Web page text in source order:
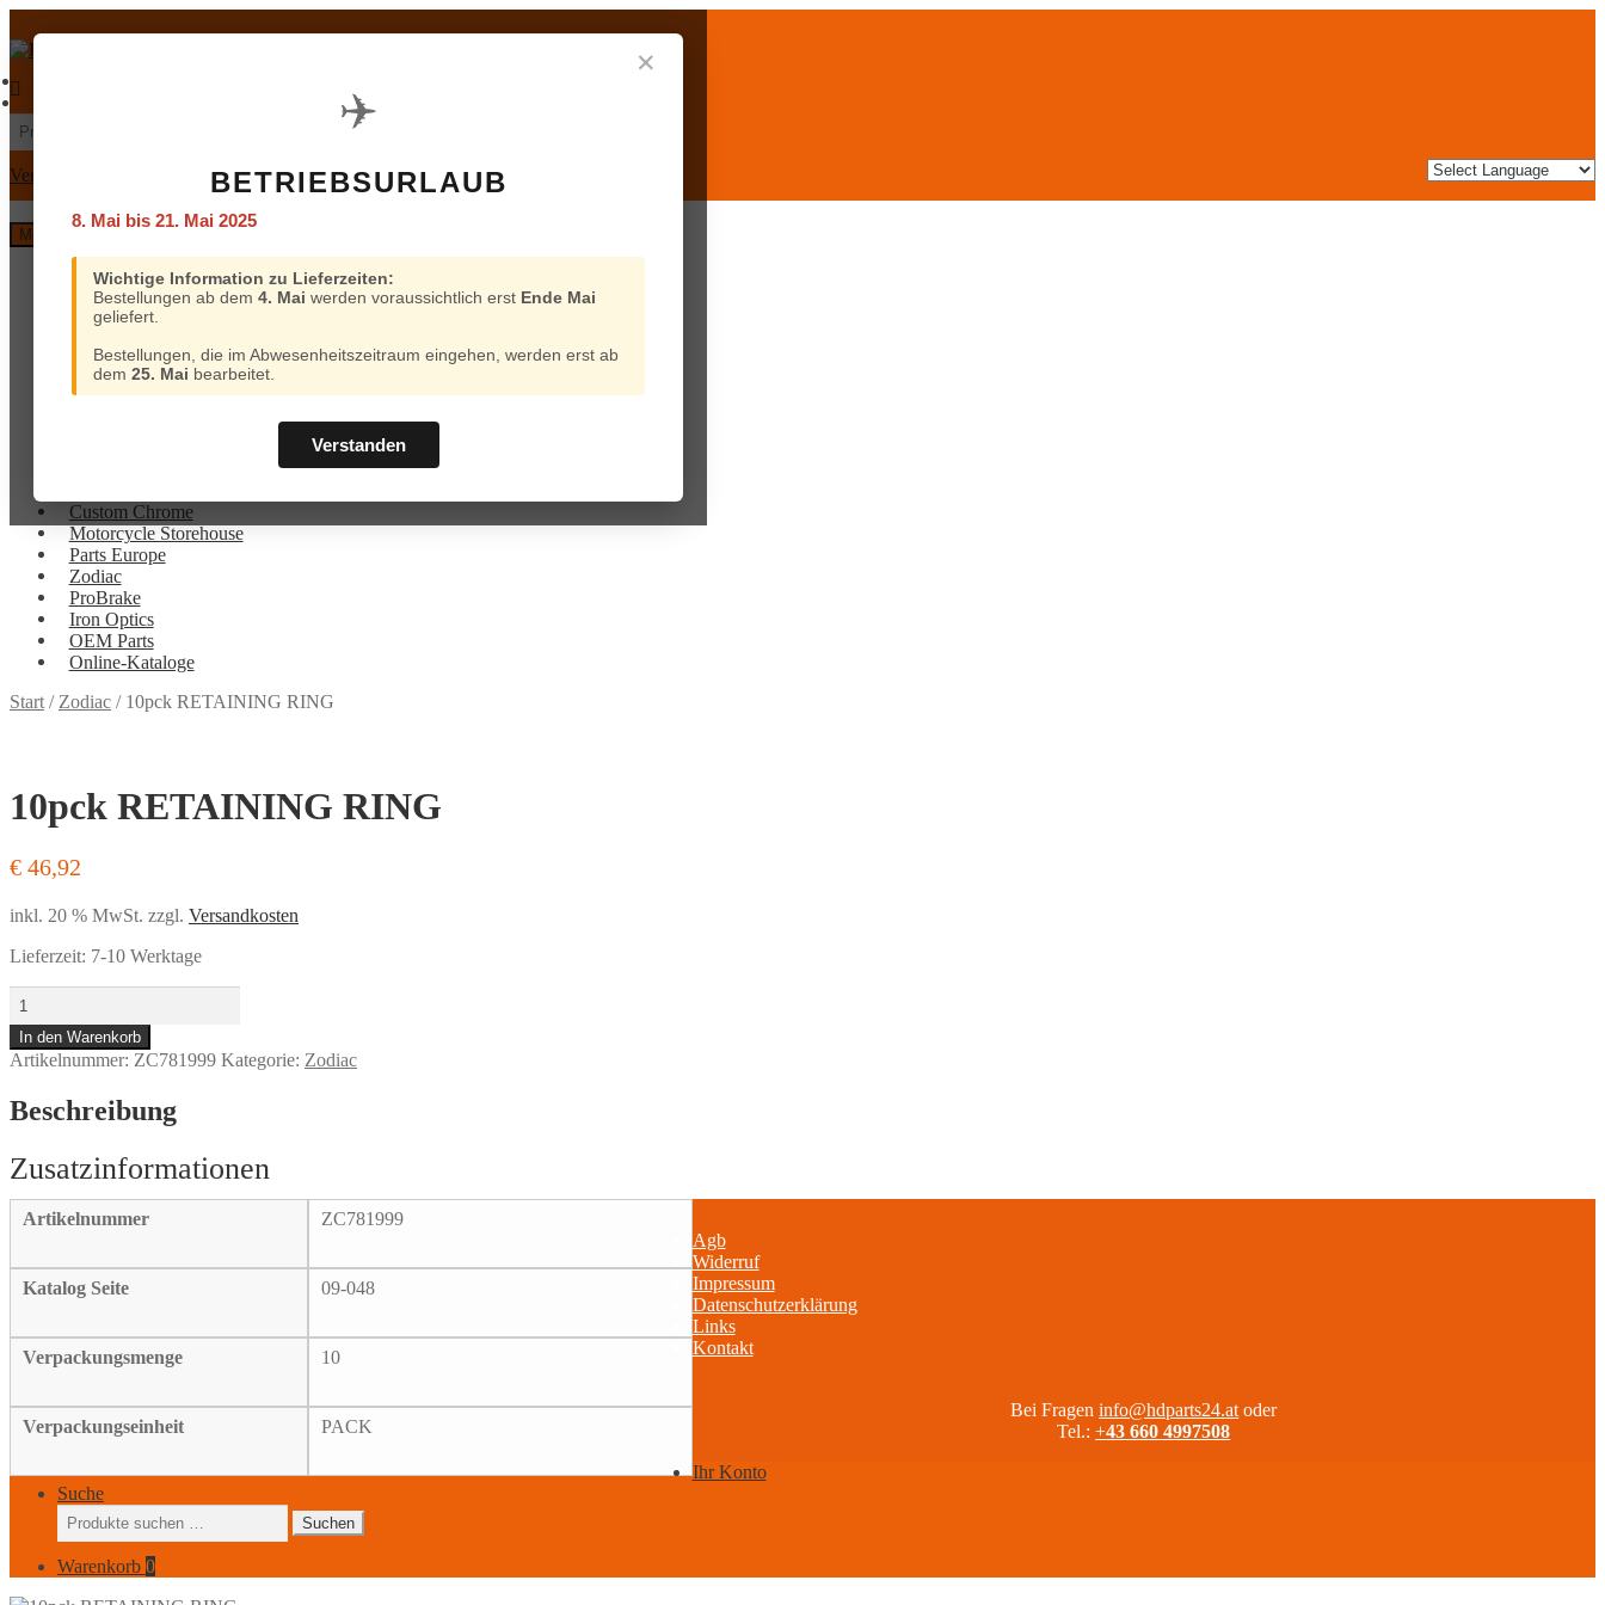
✕
✈️
BETRIEBSURLAUB
8. Mai bis 21. Mai 2025
Wichtige Information zu Lieferzeiten:
Bestellungen ab dem 4. Mai werden voraussichtlich erst Ende Mai
geliefert.
Bestellungen, die im Abwesenheitszeitraum eingehen, werden erst ab
dem 25. Mai bearbeitet.
Verstanden
Navigation
springen
Inhalt
springen
Suchen
nach:
Versand und Bezahlung
Menü
Home
Custom Chrome
Motorcycle Storehouse
Zodiac
ProBrake
Bezahlung
Custom Chrome
Motorcycle Storehouse
Parts Europe
Zodiac
ProBrake
Iron Optics
OEM Parts
Online-Kataloge
und
Start/Zodiac / 10pck RETAINING RING
10pck RETAINING RING
€ 46,92
inkl. 20 % MwSt. zzgl. Versandkosten
Lieferzeit: 7-10 Werktage
10pck
RETAINING
RING
Menge
In den Warenkorb
Artikelnummer: ZC781999 Kategorie: Zodiac
Beschreibung
Artikelnummer ZC781999
Katalog Seite 09-048
Verpackungsmenge 10
Verpackungseinheit PACK
Agb
Widerruf
Impressum
Datenschutzerklärung
Links
Kontakt
Bei Frageninfo@hdparts24.at oder
Tel.:+43 660 4997508
Ihr Konto
Suche
Suchen
nach:
Suchen
Warenkorb 0